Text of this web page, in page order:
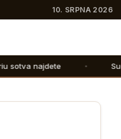
10. SRPNA 2026
Suchozemské želvy: Jak jim